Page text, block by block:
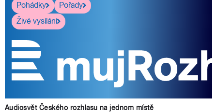
Pohádky
Pořady
Živé vysílání
Audiosvět Českého rozhlasu na jednom místě